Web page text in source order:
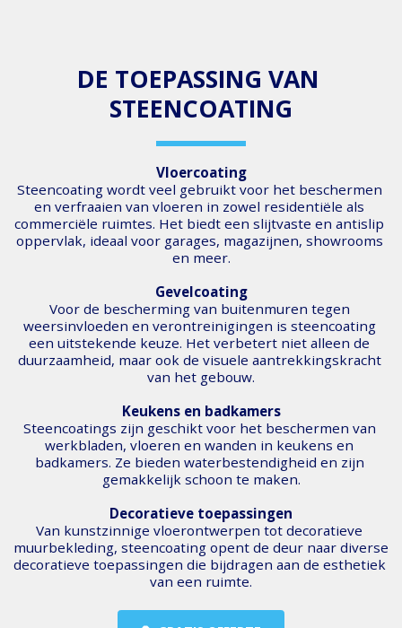
DE TOEPASSING VAN
STEENCOATING
Vloercoating
Steencoating wordt veel gebruikt voor het beschermen
en verfraaien van vloeren in zowel residentiële als
commerciële ruimtes. Het biedt een slijtvaste en antislip
oppervlak, ideaal voor garages, magazijnen, showrooms
en meer.
Gevelcoating
Voor de bescherming van buitenmuren tegen
weersinvloeden en verontreinigingen is steencoating
een uitstekende keuze. Het verbetert niet alleen de
duurzaamheid, maar ook de visuele aantrekkingskracht
van het gebouw.
Keukens en badkamers
Steencoatings zijn geschikt voor het beschermen van
werkbladen, vloeren en wanden in keukens en
badkamers. Ze bieden waterbestendigheid en zijn
gemakkelijk schoon te maken.
Decoratieve toepassingen
Van kunstzinnige vloerontwerpen tot decoratieve
muurbekleding, steencoating opent de deur naar diverse
decoratieve toepassingen die bijdragen aan de esthetiek
van een ruimte.